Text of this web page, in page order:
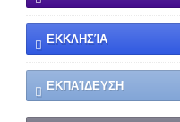
ΕΚΚΛΗΣΊΑ
ΕΚΠΑΊΔΕΥΣΗ